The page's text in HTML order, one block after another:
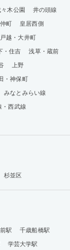
々木公園
井の頭線
町
皇居西側
戸越・大井町
・住吉
浅草・蔵前
上野
・神保町
みなとみらい線
・西武線
杉並区
駅
千歳船橋駅
学芸大学駅